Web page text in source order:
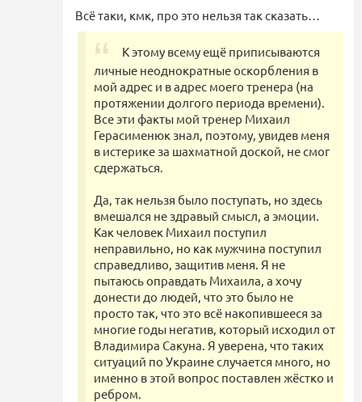
Всё таки, кмк, про это нельзя так сказать…
К этому всему ещё приписываются
личные неоднократные оскорбления в
мой адрес и в адрес моего тренера (на
протяжении долгого периода времени).
Все эти факты мой тренер Михаил
Герасименюк знал, поэтому, увидев меня
в истерике за шахматной доской, не смог
сдержаться.
Да, так нельзя было поступать, но здесь
вмешался не здравый смысл, а эмоции.
Как человек Михаил поступил
неправильно, но как мужчина поступил
справедливо, защитив меня. Я не
пытаюсь оправдать Михаила, а хочу
донести до людей, что это было не
просто так, что это всё накопившееся за
многие годы негатив, который исходил от
Владимира Сакуна. Я уверена, что таких
ситуаций по Украине случается много, но
именно в этой вопрос поставлен жёстко и
ребром.